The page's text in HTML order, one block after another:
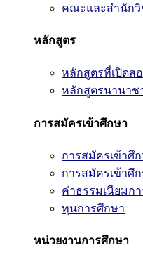
คณะและสำนักวิ
หลักสูตร
หลักสูตรที่เปิดส
หลักสูตรนานาช
การสมัครเข้าศึกษา
การสมัครเข้า
การสมัครเข้าศึ
ค่าธรรมเนียมก
ทุนการศึกษา
หน่วยงานการศึกษา